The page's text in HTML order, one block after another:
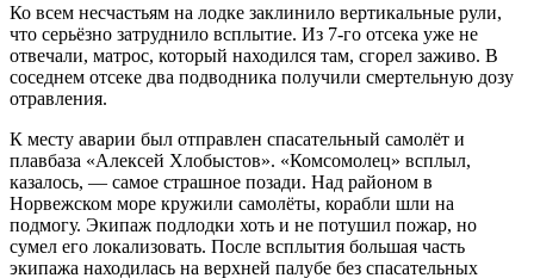
Ко всем несчастьям на лодке заклинило вертикальные рули,
что серьёзно затруднило всплытие. Из 7-го отсека уже не
отвечали, матрос, который находился там, сгорел заживо. В
соседнем отсеке два подводника получили смертельную дозу
отравления.
К месту аварии был отправлен спасательный самолёт и
плавбаза «Алексей Хлобыстов». «Комсомолец» всплыл,
казалось, — самое страшное позади. Над районом в
Норвежском море кружили самолёты, корабли шли на
подмогу. Экипаж подлодки хоть и не потушил пожар, но
сумел его локализовать. После всплытия большая часть
экипажа находилась на верхней палубе без спасательных